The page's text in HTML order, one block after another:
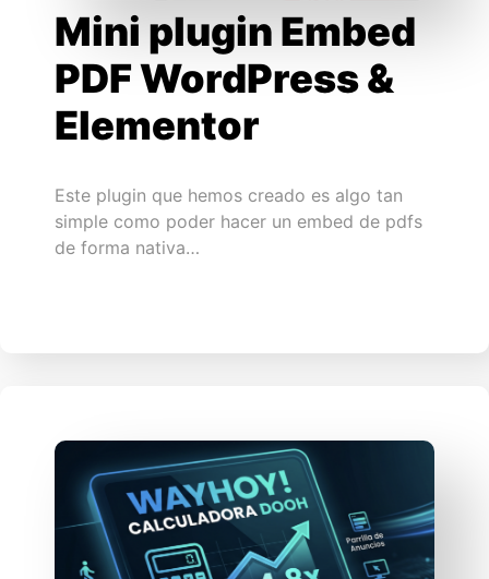
Mini plugin Embed
PDF WordPress &
Elementor
Este plugin que hemos creado es algo tan
simple como poder hacer un embed de pdfs
de forma nativa…